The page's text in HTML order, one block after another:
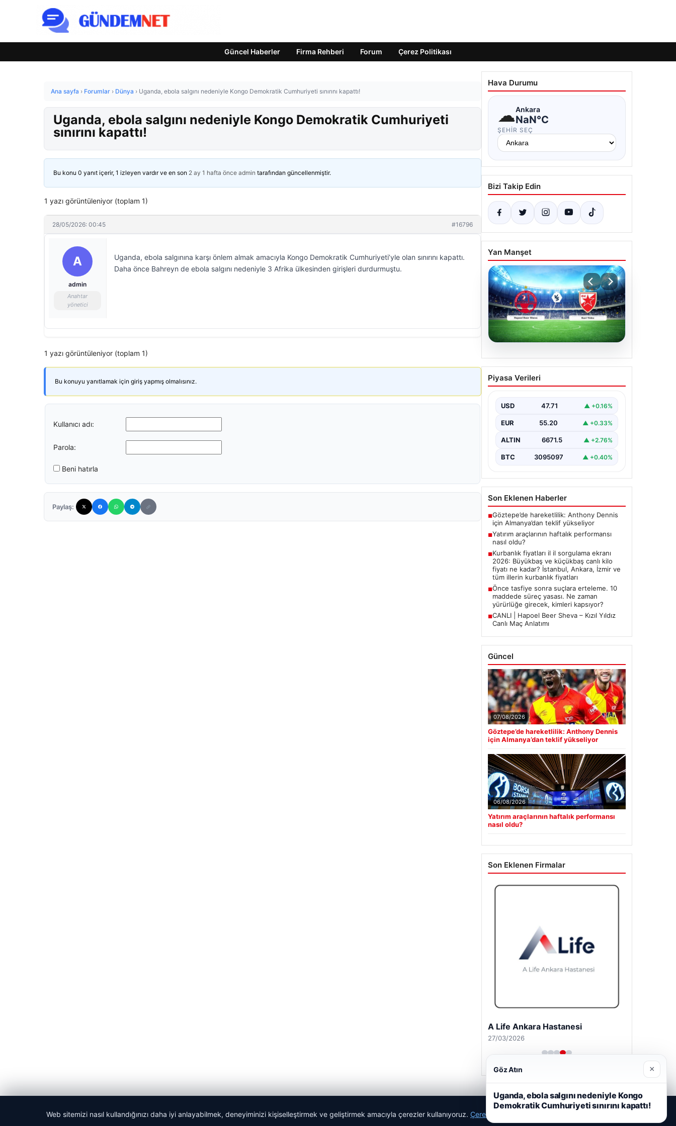
Güncel Haberler Firma Rehberi Forum Çerez Politikası
Ana sayfa › Forumlar › Dünya › Uganda, ebola salgını nedeniyle Kongo Demokratik Cumhuriyeti sınırını kapattı!
Uganda, ebola salgını nedeniyle Kongo Demokratik Cumhuriyeti
sınırını kapattı!
Bu konu 0 yanıt içerir, 1 izleyen vardır ve en son 2 ay 1 hafta önce admin tarafından güncellenmiştir.
1 yazı görüntüleniyor (toplam 1)
28/05/2026: 00:45 #16796
A
admin
Anahtar
yönetici
Uganda, ebola salgınına karşı önlem almak amacıyla Kongo Demokratik Cumhuriyeti’yle olan sınırını kapattı.
Daha önce Bahreyn de ebola salgını nedeniyle 3 Afrika ülkesinden girişleri durdurmuştu.
1 yazı görüntüleniyor (toplam 1)
Bu konuyu yanıtlamak için giriş yapmış olmalısınız.
Kullanıcı adı:
Parola:
Beni hatırla
Paylaş:
Hava Durumu
☁Ankara
NaN°C
ŞEHIR SEÇ
Bizi Takip Edin
Yan Manşet
04.08.2026
CANLI | Hapoel Beer
Sheva – Kızıl Yıldız Canlı
Piyasa Verileri
USD 47.71 ▲ +0.16%
EUR 55.20 ▲ +0.33%
ALTIN 6671.5 ▲ +2.76%
BTC 3095097 ▲ +0.40%
Son Eklenen Haberler
■Göztepe’de hareketlilik: Anthony Dennis
için Almanya’dan teklif yükseliyor
■Yatırım araçlarının haftalık performansı
nasıl oldu?
■Kurbanlık fiyatları il il sorgulama ekranı
2026: Büyükbaş ve küçükbaş canlı kilo
fiyatı ne kadar? İstanbul, Ankara, İzmir ve
tüm illerin kurbanlık fiyatları
■Önce tasfiye sonra suçlara erteleme. 10
maddede süreç yasası. Ne zaman
yürürlüğe girecek, kimleri kapsıyor?
■CANLI | Hapoel Beer Sheva – Kızıl Yıldız
Canlı Maç Anlatımı
Güncel
07/08/2026
Göztepe’de hareketlilik: Anthony Dennis
için Almanya’dan teklif yükseliyor
06/08/2026
Yatırım araçlarının haftalık performansı
nasıl oldu?
Son Eklenen Firmalar
A Life Ankara Hastanesi
27/03/2026
© 2026 GündemNET – Güncel Haberler
Web sitemizi nasıl kullandığınızı daha iyi anlayabilmek, deneyiminizi kişiselleştirmek ve geliştirmek amacıyla çerezler kullanıyoruz. Çerez Politikamız
Göz Atın ×
Uganda, ebola salgını nedeniyle Kongo
Demokratik Cumhuriyeti sınırını kapattı!